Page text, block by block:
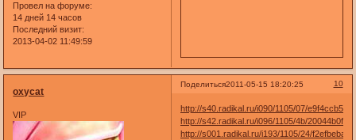
Провел на форуме:
14 дней 14 часов
Последний визит:
2013-04-02 11:49:59
Поделиться 10
2011-05-15 18:20:25
oxycat
VIP
http://s40.radikal.ru/i090/1105/07/
http://s42.radikal.ru/i096/1105/4b/
http://s001.radikal.ru/i193/1105/24/